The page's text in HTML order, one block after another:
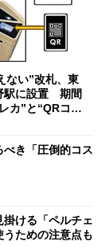
ない”改札、東
駅に設置 期間
カ”と“QRコー
き「圧倒的コス
ける「ペルチェ
ための注意点も